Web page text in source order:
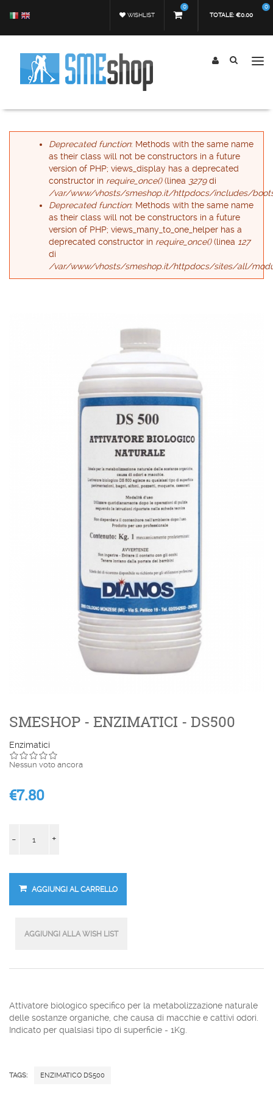
TOTALE: €0.00
0
WISHLIST
0
Form di ricerca
Cerca
Messaggio di errore
Deprecated function: Methods with the same name
as their class will not be constructors in a future
version of PHP; views_display has a deprecated
constructor in require_once()(linea 3279di
/var/www/vhosts/smeshop.it/httpdocs/includes/
Deprecated function: Methods with the same name
as their class will not be constructors in a future
version of PHP; views_many_to_one_helper has a
deprecated constructor in require_once()(linea 127
di
/var/www/vhosts/smeshop.it/httpdocs/sites/all/
SMESHOP - ENZIMATICI - DS500
Enzimatici
Nessun voto ancora
€7.80
- +
Attivatore biologico specifico per la metabolizzazione naturale
delle sostanze organiche, che causa di macchie e cattivi odori.
Indicato per qualsiasi tipo di superficie - 1Kg.
TAGS: ENZIMATICO DS500